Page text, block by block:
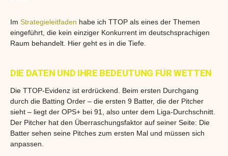
Im Strategieleitfaden habe ich TTOP als eines der Themen
eingeführt, die kein einziger Konkurrent im deutschsprachigen
Raum behandelt. Hier geht es in die Tiefe.
DIE DATEN UND IHRE BEDEUTUNG FÜR WETTEN
Die TTOP-Evidenz ist erdrückend. Beim ersten Durchgang
durch die Batting Order – die ersten 9 Batter, die der Pitcher
sieht – liegt der OPS+ bei 91, also unter dem Liga-Durchschnitt.
Der Pitcher hat den Überraschungsfaktor auf seiner Seite: Die
Batter sehen seine Pitches zum ersten Mal und müssen sich
anpassen.